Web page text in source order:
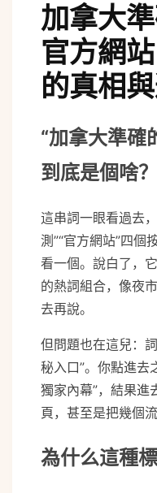
加拿大
官方網
的真相
“加拿大準確
到底是個啥？
這串詞一眼看過去
測”“官方網站”四個
看一個。說白了，
的熱詞組合，像夜
去再說。
但問題也在這兒：
秘入口”。你點進去
獨家內幕”，結果進
頁，甚至是把幾個
為什么這種